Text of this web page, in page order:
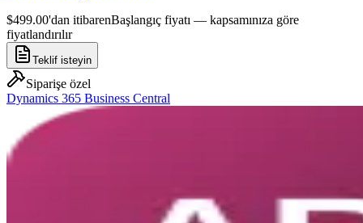
$499.00'dan itibarenBaşlangıç fiyatı — kapsamınıza göre
fiyatlandırılır
Teklif isteyin
Siparişe özel
Dynamics 365 Business Central